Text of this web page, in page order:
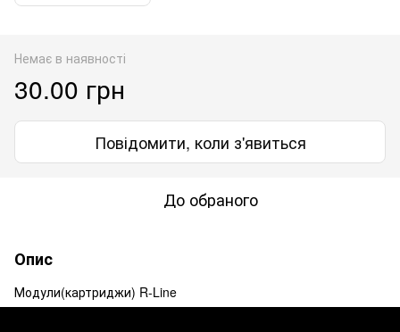
Немає в наявності
30.00 грн
Повідомити, коли з'явиться
До обраного
Опис
Модули(картриджи) R-Line